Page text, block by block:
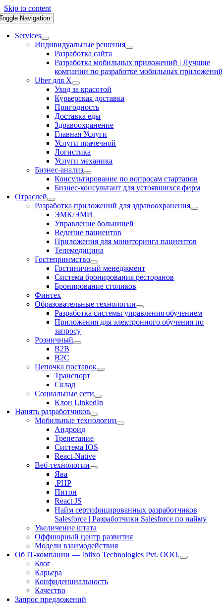
Skip to content
Navigation
Services
Индивидуальные решения
Разработка сайта
Разработка мобильных приложений | Лучшие
компании по разработке мобильных
Uber для X
Уход за красотой
Курьерская доставка
Пригодность
Доставка еды
Здравоохранение
Главная Услуги
Услуги прачечной
Логистика
Услуги механика
Бизнес-анализ
Консультирование по вопросам стартапов
Бизнес-консультант для устоявшихся фирм
Отраслей
Разработка приложений для здравоохранения
ЭМК/ЭМИ
Управление больницей
Ведение пациентов
Приложения для мониторинга пациентов
Телемедицина
Гостеприимство
Гостиничный менеджмент
Система бронирования ресторанов
Бронирование столиков
Финтех
Образовательные технологии
Разработка системы управления обучением
Приложения для электронного обучения по
запросу
Розничный
В2В
В2С
Цепочка поставок
Транспорт
Склад
Социальные сети
Клон LinkedIn
Нанять разработчиков
Мобильные технологии
Андроид
Трепетание
Система IOS
React-Native
Веб-технологии
Ява
.PHP
Питон
React JS
Найм сертифицированных разработчиков
Salesforce | Разработчики Salesforce по найму
Увеличение штата
Оффшорный центр развития
Модели взаимодействия
Об IT-компании — Ibiixo Technologies Pvt. ООО.
Блог
Карьера
Конфиденциальность
Качество
Запрос предложений